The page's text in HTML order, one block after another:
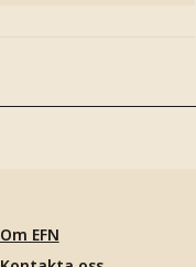
Om EFN